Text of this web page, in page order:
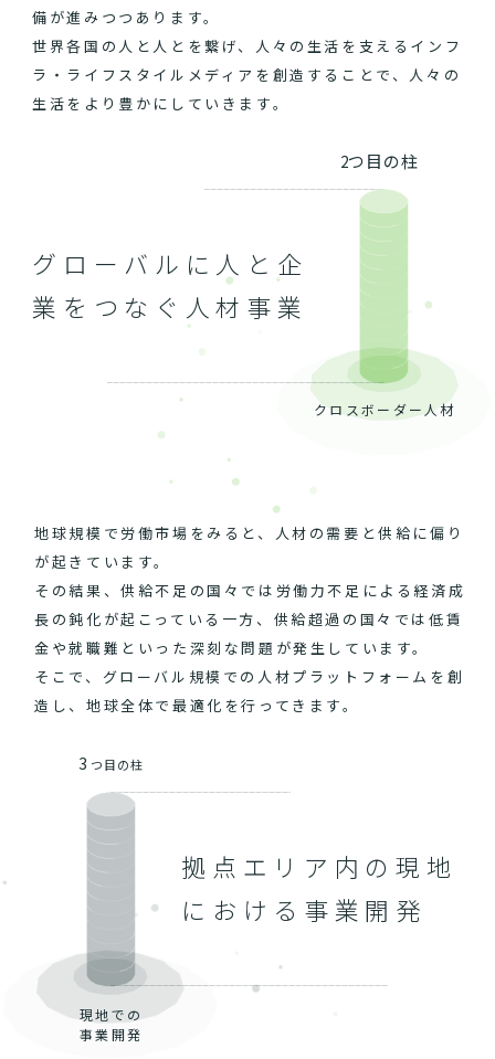
備が進みつつあります。
世界各国の人と人とを繋げ、人々の生活を支えるインフ
ラ・ライフスタイルメディアを創造することで、人々の
生活をより豊かにしていきます。
グローバルに人と企
業をつなぐ人材事業
地球規模で労働市場をみると、人材の需要と供給に偏り
が起きています。
その結果、供給不足の国々では労働力不足による経済成
長の鈍化が起こっている一方、供給超過の国々では低賃
金や就職難といった深刻な問題が発生しています。
そこで、グローバル規模での人材プラットフォームを創
造し、地球全体で最適化を行ってきます。
2つ目の柱
クロスボーダー人材
3 つ目の柱
現地での
事業開発
拠点エリア内の現地
における事業開発